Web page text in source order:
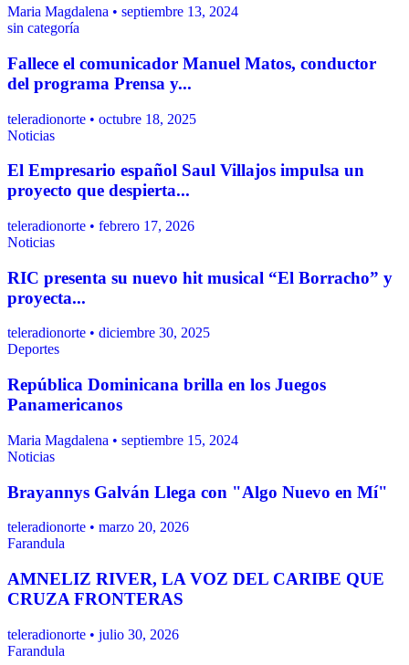
Maria Magdalena • septiembre 13, 2024
sin categoría
Fallece el comunicador Manuel Matos, conductor
del programa Prensa y...
teleradionorte • octubre 18, 2025
Noticias
El Empresario español Saul Villajos impulsa un
proyecto que despierta...
teleradionorte • febrero 17, 2026
Noticias
RIC presenta su nuevo hit musical “El Borracho” y
proyecta...
teleradionorte • diciembre 30, 2025
Deportes
República Dominicana brilla en los Juegos
Panamericanos
Maria Magdalena • septiembre 15, 2024
Noticias
Brayannys Galván Llega con "Algo Nuevo en Mí"
teleradionorte • marzo 20, 2026
Farandula
AMNELIZ RIVER, LA VOZ DEL CARIBE QUE
CRUZA FRONTERAS
teleradionorte • julio 30, 2026
Farandula